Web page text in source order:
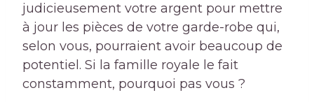
judicieusement votre argent pour mettre
à jour les pièces de votre garde-robe qui,
selon vous, pourraient avoir beaucoup de
potentiel. Si la famille royale le fait
constamment, pourquoi pas vous ?